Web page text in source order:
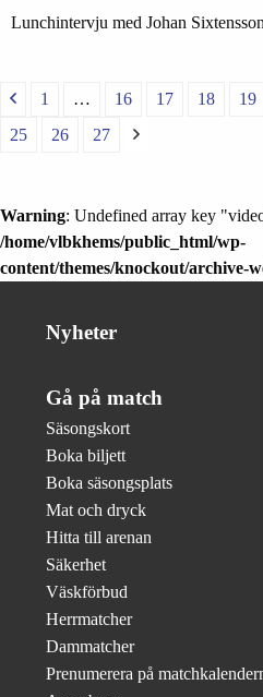
Lunchintervju med Johan
1 … 16 17 18 19
25
26 27
Warning: Undefined array key
/home/vlbkhems/public_html/wp-
content/themes/knockout/archive-
Nyheter
Gå på match
Säsongskort
Boka biljett
Boka säsongsplats
Mat och dryck
Hitta till arenan
Säkerhet
Väskförbud
Herrmatcher
Dammatcher
Prenumerera på